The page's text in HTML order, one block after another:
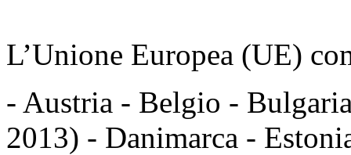
L’Unione Europea (UE)
- Austria - Belgio -
2013) - Danimarca -